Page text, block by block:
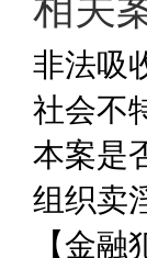
非法吸
社会不
本案是
组织卖
【金